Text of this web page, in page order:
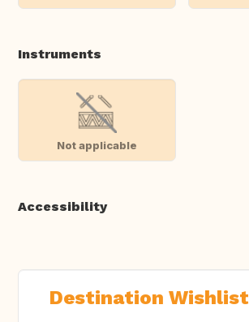
Instruments
Not applicable
Accessibility
Destination Wishlist